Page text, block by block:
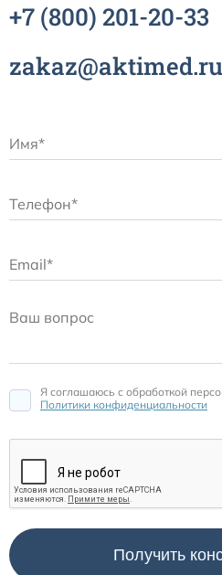
+7 (800) 201-20-33
zakaz@aktimed.ru
Я соглашаюсь c обработкой
Политики конфиденциальности
Расходные материалы для
Sentec
Расходные материалы к
Расходные материалы к
Расходные материалы к
Расходные материалы к
Расходные материалы к
Расходные материалы для